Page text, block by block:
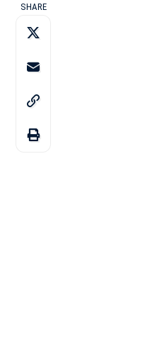
SHARE